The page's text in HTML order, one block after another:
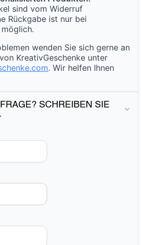
sind vom Widerruf
Rückgabe ist nur bei
wenden Sie sich gerne an
KreativGeschenke unter
. Wir helfen Ihnen
SCHREIBEN SIE